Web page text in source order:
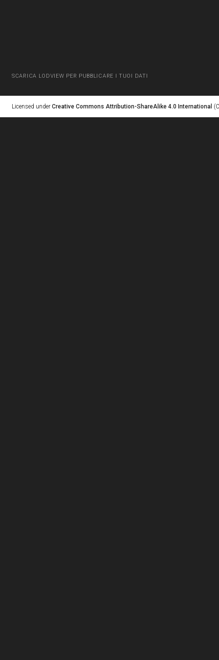
SCARICA LODVIEW PER PUBBLICARE I TUOI DATI
Licensed under Creative Commons Attribution-ShareAlike 4.0 International